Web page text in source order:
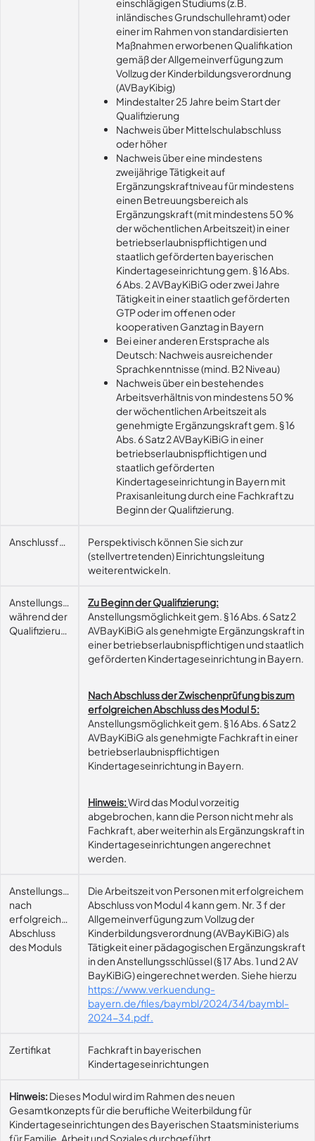
einschlägigen Studiums (z.B.
inländisches Grundschullehramt) oder
einer im Rahmen von standardisierten
Maßnahmen erworbenen Qualifikation
gemäß der Allgemeinverfügung zum
Vollzug der Kinderbildungsverordnung
(AVBayKibig)
Mindestalter 25 Jahre beim Start der
Qualifizierung
Nachweis über Mittelschulabschluss
oder höher
Nachweis über eine mindestens
zweijährige Tätigkeit auf
Ergänzungskraftniveau für mindestens
einen Betreuungsbereich als
Ergänzungskraft (mit mindestens 50 %
der wöchentlichen Arbeitszeit) in einer
betriebserlaubnispflichtigen und
staatlich geförderten bayerischen
Kindertageseinrichtung gem. § 16 Abs.
6 Abs. 2 AVBayKiBiG oder zwei Jahre
Tätigkeit in einer staatlich geförderten
GTP oder im offenen oder
kooperativen Ganztag in Bayern
Bei einer anderen Erstsprache als
Deutsch: Nachweis ausreichender
Sprachkenntnisse (mind. B2 Niveau)
Nachweis über ein bestehendes
Arbeitsverhältnis von mindestens 50 %
der wöchentlichen Arbeitszeit als
genehmigte Ergänzungskraft gem. § 16
Abs. 6 Satz 2 AVBayKiBiG in einer
betriebserlaubnispflichtigen und
staatlich geförderten
Kindertageseinrichtung in Bayern mit
Praxisanleitung durch eine Fachkraft zu
Beginn der Qualifizierung.
AnschlussfähigkeitPerspektivisch können Sie sich zur
(stellvertretenden) Einrichtungsleitung
weiterentwickeln.
Anstellungsmöglichkeit
während der
Qualifizierung
Zu Beginn der Qualifizierung:
Anstellungsmöglichkeit gem. § 16 Abs. 6 Satz 2
AVBayKiBiG als genehmigte Ergänzungskraft in
einer betriebserlaubnispflichtigen und staatlich
geförderten Kindertageseinrichtung in Bayern.
Nach Abschluss der Zwischenprüfung bis zum
erfolgreichen Abschluss des Modul 5:
Anstellungsmöglichkeit gem. § 16 Abs. 6 Satz 2
AVBayKiBiG als genehmigte Fachkraft in einer
betriebserlaubnispflichtigen
Kindertageseinrichtung in Bayern.
Hinweis:Wird das Modul vorzeitig
abgebrochen, kann die Person nicht mehr als
Fachkraft, aber weiterhin als Ergänzungskraft in
Kindertageseinrichtungen angerechnet
werden.
Anstellungsmöglichkeit
nach
erfolgreichem
Abschluss
des Moduls
Die Arbeitszeit von Personen mit erfolgreichem
Abschluss von Modul 4 kann gem. Nr. 3 f der
Allgemeinverfügung zum Vollzug der
Kinderbildungsverordnung (AVBayKiBiG) als
Tätigkeit einer pädagogischen Ergänzungskraft
in den Anstellungsschlüssel (§ 17 Abs. 1 und 2 AV
BayKiBiG) eingerechnet werden. Siehe hierzu
https://www.verkuendung-
bayern.de/files/baymbl/2024/34/baymbl-
2024-34.pdf.
Zertifikat
Fachkraft in bayerischen
Kindertageseinrichtungen
Hinweis:Dieses Modul wird im Rahmen des neuen
Gesamtkonzepts für die berufliche Weiterbildung für
Kindertageseinrichtungen des Bayerischen Staatsministeriums